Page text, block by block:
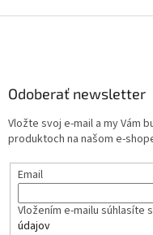
Odoberať newsletter
Vložte svoj e-mail a my Vám
produktoch na našom e-
Email
Vložením e-mailu súhlasíte s
údajov